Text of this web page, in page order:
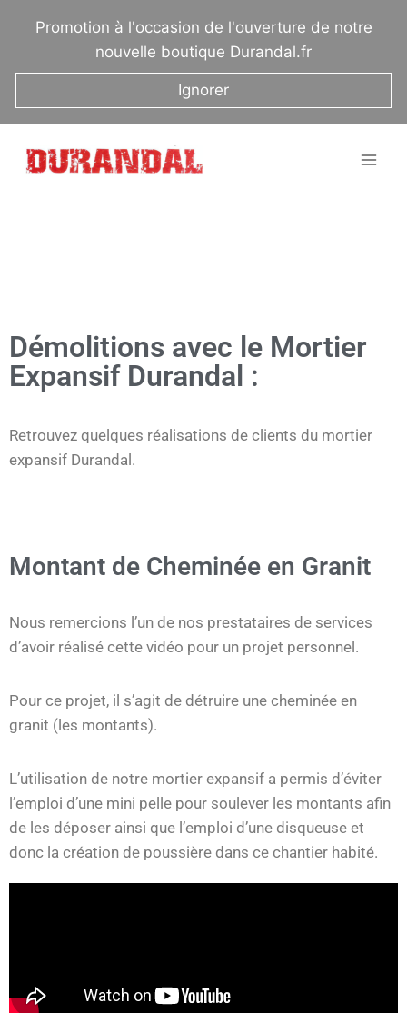
Promotion à l'occasion de l'ouverture de notre
nouvelle boutique Durandal.fr
Ignorer
Démolitions avec le Mortier
Expansif Durandal :
Retrouvez quelques réalisations de clients du mortier
expansif Durandal.
Montant de Cheminée en Granit
Nous remercions l’un de nos prestataires de services
d’avoir réalisé cette vidéo pour un projet personnel.
Pour ce projet, il s’agit de détruire une cheminée en
granit (les montants).
L’utilisation de notre mortier expansif a permis d’éviter
l’emploi d’une mini pelle pour soulever les montants afin
de les déposer ainsi que l’emploi d’une disqueuse et
donc la création de poussière dans ce chantier habité.